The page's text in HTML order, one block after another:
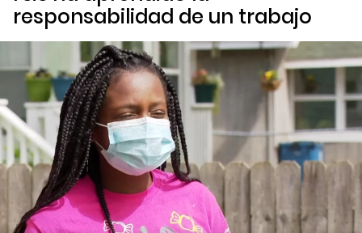
responsabilidad de un trabajo